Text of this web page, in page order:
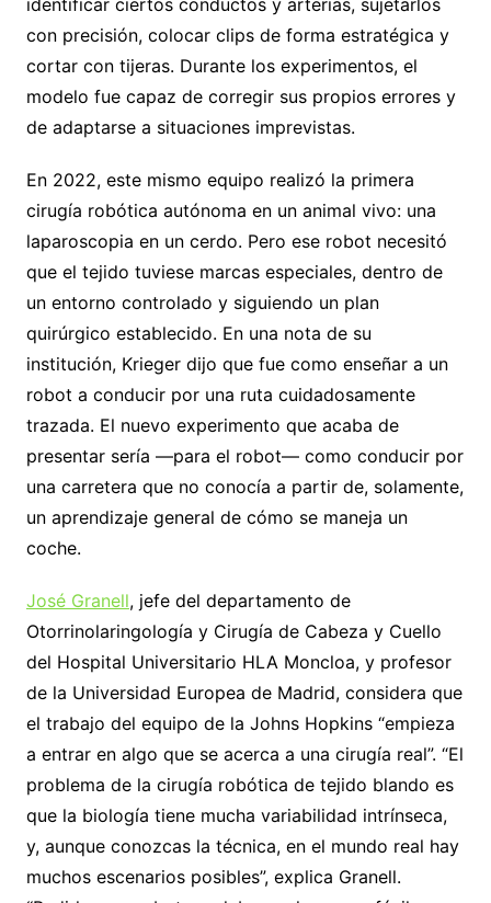
identificar ciertos conductos y arterias, sujetarlos
con precisión, colocar clips de forma estratégica y
cortar con tijeras. Durante los experimentos, el
modelo fue capaz de corregir sus propios errores y
de adaptarse a situaciones imprevistas.
En 2022, este mismo equipo realizó la primera
cirugía robótica autónoma en un animal vivo: una
laparoscopia en un cerdo. Pero ese robot necesitó
que el tejido tuviese marcas especiales, dentro de
un entorno controlado y siguiendo un plan
quirúrgico establecido. En una nota de su
institución, Krieger dijo que fue como enseñar a un
robot a conducir por una ruta cuidadosamente
trazada. El nuevo experimento que acaba de
presentar sería —para el robot— como conducir por
una carretera que no conocía a partir de, solamente,
un aprendizaje general de cómo se maneja un
coche.
José Granell, jefe del departamento de
Otorrinolaringología y Cirugía de Cabeza y Cuello
del Hospital Universitario HLA Moncloa, y profesor
de la Universidad Europea de Madrid, considera que
el trabajo del equipo de la Johns Hopkins “empieza
a entrar en algo que se acerca a una cirugía real”. “El
problema de la cirugía robótica de tejido blando es
que la biología tiene mucha variabilidad intrínseca,
y, aunque conozcas la técnica, en el mundo real hay
muchos escenarios posibles”, explica Granell.